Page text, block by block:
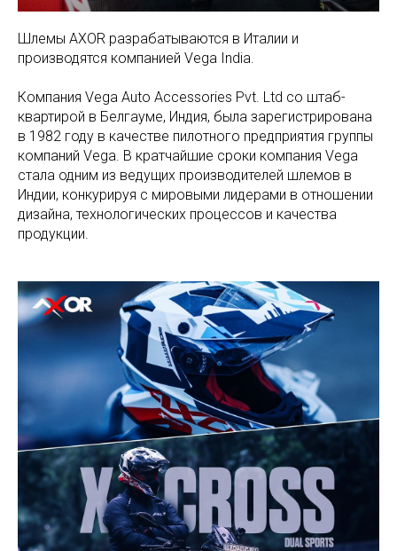
Шлемы AXOR разрабатываются в Италии и
производятся компанией Vega India.
Компания Vega Auto Accessories Pvt. Ltd со штаб-
квартирой в Белгауме, Индия, была зарегистрирована
в 1982 году в качестве пилотного предприятия группы
компаний Vega. В кратчайшие сроки компания Vega
стала одним из ведущих производителей шлемов в
Индии, конкурируя с мировыми лидерами в отношении
дизайна, технологических процессов и качества
продукции.